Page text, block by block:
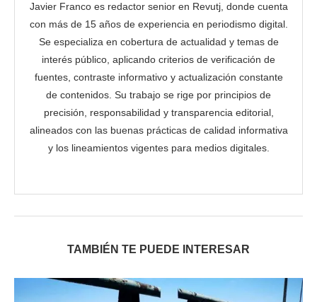
Javier Franco es redactor senior en Revutj, donde cuenta
con más de 15 años de experiencia en periodismo digital.
Se especializa en cobertura de actualidad y temas de
interés público, aplicando criterios de verificación de
fuentes, contraste informativo y actualización constante
de contenidos. Su trabajo se rige por principios de
precisión, responsabilidad y transparencia editorial,
alineados con las buenas prácticas de calidad informativa
y los lineamientos vigentes para medios digitales.
TAMBIÉN TE PUEDE INTERESAR